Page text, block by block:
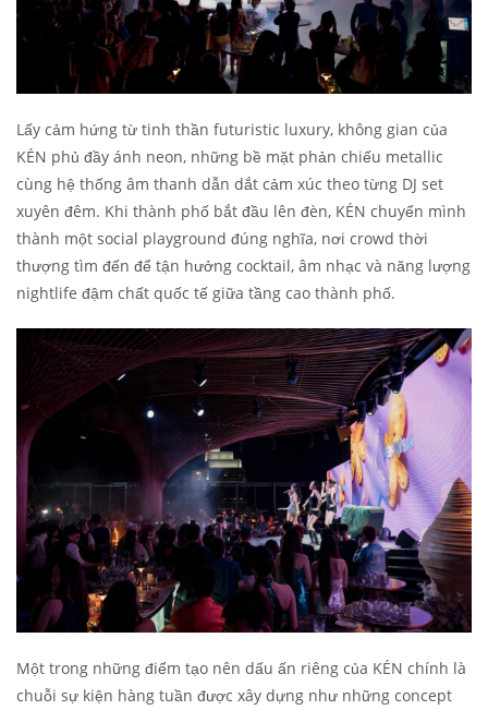
Lấy cảm hứng từ tinh thần futuristic luxury, không gian của
KÉN phủ đầy ánh neon, những bề mặt phản chiếu metallic
cùng hệ thống âm thanh dẫn dắt cảm xúc theo từng DJ set
xuyên đêm. Khi thành phố bắt đầu lên đèn, KÉN chuyển mình
thành một social playground đúng nghĩa, nơi crowd thời
thượng tìm đến để tận hưởng cocktail, âm nhạc và năng lượng
nightlife đậm chất quốc tế giữa tầng cao thành phố.
Một trong những điểm tạo nên dấu ấn riêng của KÉN chính là
chuỗi sự kiện hàng tuần được xây dựng như những concept